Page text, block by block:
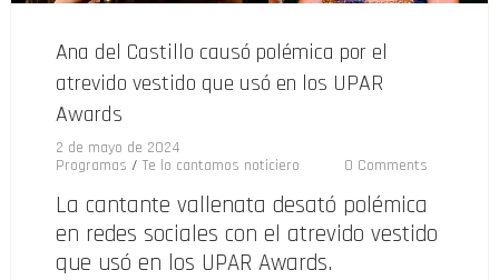
Ana del Castillo causó polémica por el
atrevido vestido que usó en los UPAR
Awards
2 de mayo de 2024
Programas / Te lo cantamos noticiero 0 Comments
La cantante vallenata desató polémica
en redes sociales con el atrevido vestido
que usó en los UPAR Awards.